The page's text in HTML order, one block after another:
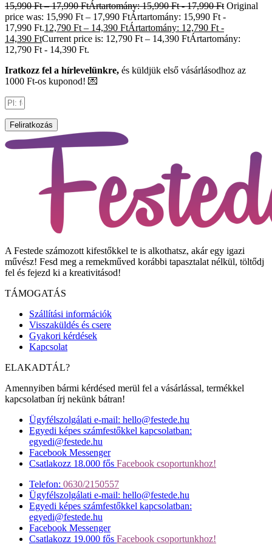
15,990Ft – 17,990FtÁrtartomány: 15,990 Ft - 17,990 Ft Original
price was: 15,990 Ft – 17,990 FtÁrtartomány: 15,990 Ft -
17,990 Ft.12,790 Ft – 14,390 FtÁrtartomány: 12,790 Ft -
14,390 FtCurrent price is: 12,790 Ft – 14,390 FtÁrtartomány:
12,790 Ft - 14,390 Ft.
Iratkozz fel a hírlevelünkre, és küldjük első vásárlásodhoz az
1000 Ft-os kuponod! 💌
Feliratkozás
A Festede számozott kifestőkkel te is alkothatsz, akár egy igazi
művész! Fesd meg a remekműved korábbi tapasztalat nélkül, töltődj
fel és fejezd ki a kreativitásod!
TÁMOGATÁS
Szállítási információk
Visszaküldés és csere
Gyakori kérdések
Kapcsolat
ELAKADTÁL?
Amennyiben bármi kérdésed merül fel a vásárlással, termékkel
kapcsolatban írj nekünk bátran!
Ügyfélszolgálati e-mail: hello@festede.hu
Egyedi képes számfestőkkel kapcsolatban:
egyedi@festede.hu
Facebook Messenger
Csatlakozz 18.000 fős Facebook csoportunkhoz!
Telefon: 0630/2150557
Ügyfélszolgálati e-mail: hello@festede.hu
Egyedi képes számfestőkkel kapcsolatban:
egyedi@festede.hu
Facebook Messenger
Csatlakozz 19.000 fős Facebook csoportunkhoz!